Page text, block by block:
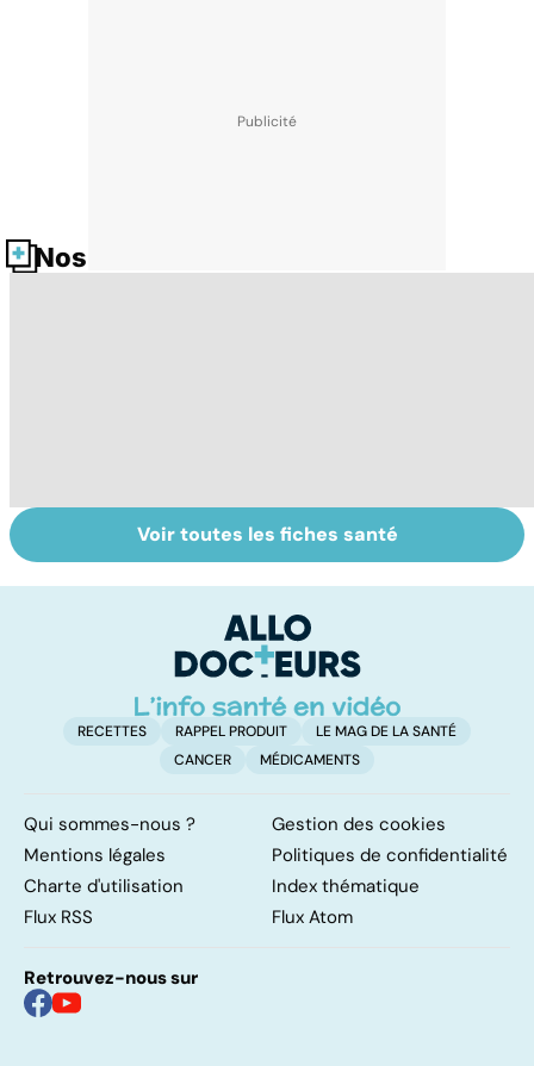
Nos fiches santé
Les agrumes et
leurs bienfaits
Alimentation :
mangeons-nous
protéines ?
Voir toutes les fiches santé
RECETTES RAPPEL PRODUIT
LE MAG DE LA SANTÉ
CANCER
MÉDICAMENTS
Qui sommes-nous ?
Gestion des cookies
Mentions légales
Politiques de confidentialité
Charte d'utilisation
Index thématique
Flux RSS
Flux Atom
Retrouvez-nous sur